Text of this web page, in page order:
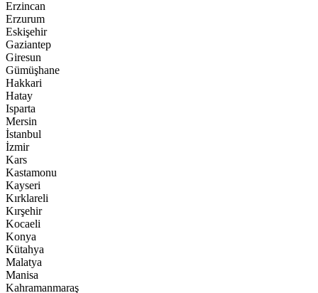
Erzincan
Erzurum
Eskişehir
Gaziantep
Giresun
Gümüşhane
Hakkari
Hatay
Isparta
Mersin
İstanbul
İzmir
Kars
Kastamonu
Kayseri
Kırklareli
Kırşehir
Kocaeli
Konya
Kütahya
Malatya
Manisa
Kahramanmaraş